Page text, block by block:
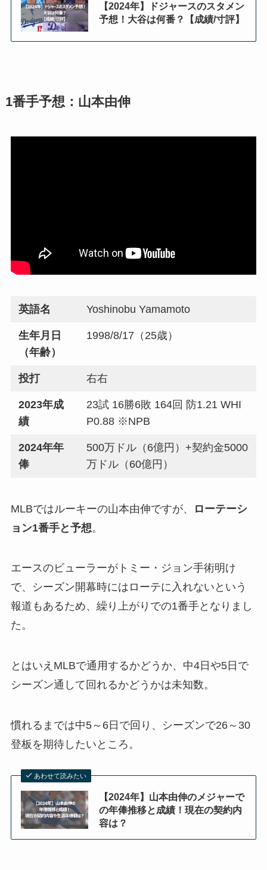
【2024年】ドジャースのスタメン
予想！大谷は何番？【成績/寸評】
1番手予想：山本由伸
英語名 Yoshinobu Yamamoto
生年月日
（年齢）
1998/8/17（25歳）
投打 右右
2023年成
績
23試 16勝6敗 164回 防1.21 WHI
P0.88 ※NPB
2024年年
俸
500万ドル（6億円）+契約金5000
万ドル（60億円）
MLBではルーキーの山本由伸ですが、
ローテーシ
ョン1番手と予想。
エースのビューラーがトミー・ジョン手術明け
で、シーズン開幕時にはローテに入れないという
報道もあるため、繰り上がりでの1番手となりまし
た。
とはいえMLBで通用するかどうか、中4日や5日で
シーズン通して回れるかどうかは未知数。
慣れるまでは中5～6日で回り、シーズンで26～30
登板を期待したいところ。
あわせて読みたい
【2024年】山本由伸のメジャーで
の年俸推移と成績！現在の契約内
容は？